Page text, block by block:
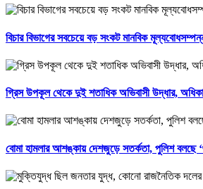
বিচার বিভাগের সবচেয়ে বড় সংকট মানবিক
গ্রিস উপকূল থেকে দুই শতাধিক অভিবাসী উদ্ধার,
বোমা হামলার আশঙ্কায় দেশজুড়ে সতর্কতা, পুলিশ বলছে